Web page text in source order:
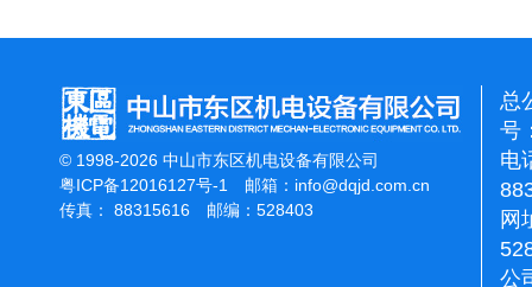
© 1998-2026 中山市东区机电设备有限公司
粤ICP备12016127号-1
邮箱： info@dqjd.com.cn
传真： 88315616 邮编：528403
总
号
电
网
公